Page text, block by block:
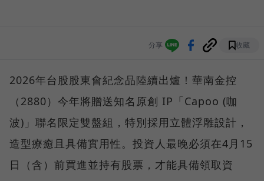
分享 收藏
2026年台股股東會紀念品陸續出爐！華南金控
（2880）今年將贈送知名原創 IP「Capoo (咖
波)」聯名限定雙盤組，特別採用立體浮雕設計，
造型療癒且具備實用性。投資人最晚必須在4月15
日（含）前買進並持有股票，才能具備領取資